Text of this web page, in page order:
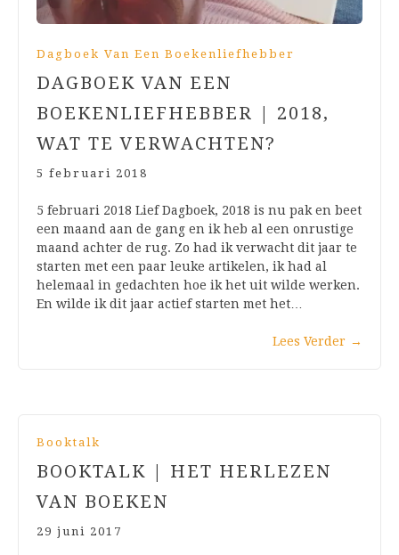
Dagboek Van Een Boekenliefhebber
DAGBOEK VAN EEN
BOEKENLIEFHEBBER | 2018,
WAT TE VERWACHTEN?
5 februari 2018
5 februari 2018 Lief Dagboek, 2018 is nu pak en beet
een maand aan de gang en ik heb al een onrustige
maand achter de rug. Zo had ik verwacht dit jaar te
starten met een paar leuke artikelen, ik had al
helemaal in gedachten hoe ik het uit wilde werken.
En wilde ik dit jaar actief starten met het…
Lees Verder →
Booktalk
BOOKTALK | HET HERLEZEN
VAN BOEKEN
29 juni 2017